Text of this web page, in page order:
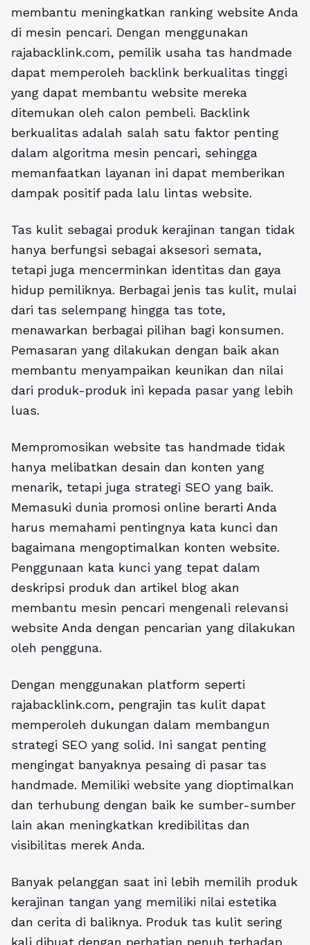
membantu meningkatkan ranking website Anda
di mesin pencari. Dengan menggunakan
rajabacklink.com, pemilik usaha tas handmade
dapat memperoleh backlink berkualitas tinggi
yang dapat membantu website mereka
ditemukan oleh calon pembeli. Backlink
berkualitas adalah salah satu faktor penting
dalam algoritma mesin pencari, sehingga
memanfaatkan layanan ini dapat memberikan
dampak positif pada lalu lintas website.
Tas kulit sebagai produk kerajinan tangan tidak
hanya berfungsi sebagai aksesori semata,
tetapi juga mencerminkan identitas dan gaya
hidup pemiliknya. Berbagai jenis tas kulit, mulai
dari tas selempang hingga tas tote,
menawarkan berbagai pilihan bagi konsumen.
Pemasaran yang dilakukan dengan baik akan
membantu menyampaikan keunikan dan nilai
dari produk-produk ini kepada pasar yang lebih
luas.
Mempromosikan website tas handmade tidak
hanya melibatkan desain dan konten yang
menarik, tetapi juga strategi SEO yang baik.
Memasuki dunia promosi online berarti Anda
harus memahami pentingnya kata kunci dan
bagaimana mengoptimalkan konten website.
Penggunaan kata kunci yang tepat dalam
deskripsi produk dan artikel blog akan
membantu mesin pencari mengenali relevansi
website Anda dengan pencarian yang dilakukan
oleh pengguna.
Dengan menggunakan platform seperti
rajabacklink.com, pengrajin tas kulit dapat
memperoleh dukungan dalam membangun
strategi SEO yang solid. Ini sangat penting
mengingat banyaknya pesaing di pasar tas
handmade. Memiliki website yang dioptimalkan
dan terhubung dengan baik ke sumber-sumber
lain akan meningkatkan kredibilitas dan
visibilitas merek Anda.
Banyak pelanggan saat ini lebih memilih produk
kerajinan tangan yang memiliki nilai estetika
dan cerita di baliknya. Produk tas kulit sering
kali dibuat dengan perhatian penuh terhadap